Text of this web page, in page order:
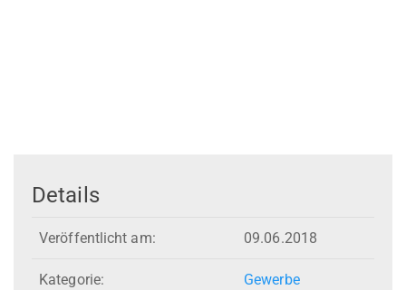
Details
Veröffentlicht am: 09.06.2018
Kategorie: Gewerbe